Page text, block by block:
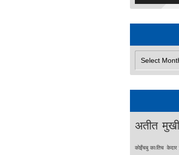
Archives
अतीत
काेइँचबु काःतिच